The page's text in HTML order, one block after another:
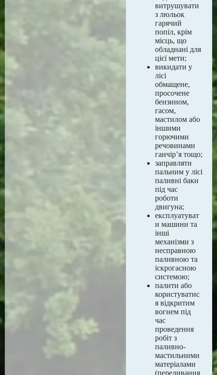
витрушувати
з люльок
гарячий
попіл, крім
місць, що
обладнані для
цієї мети;
викидати у
лісі
обмащене,
просочене
бензином,
гасом,
мастилом або
іншими
горючими
речовинами
ганчір’я тощо;
заправляти
пальним у лісі
паливні баки
під час
роботи
двигуна;
експлуатуват
и машини та
інші
механізми з
несправною
паливною та
іскрогасною
системою;
палити або
користуватис
я відкритим
вогнем під
час
проведення
робіт з
паливно-
мастильними
матеріалами
(переливання